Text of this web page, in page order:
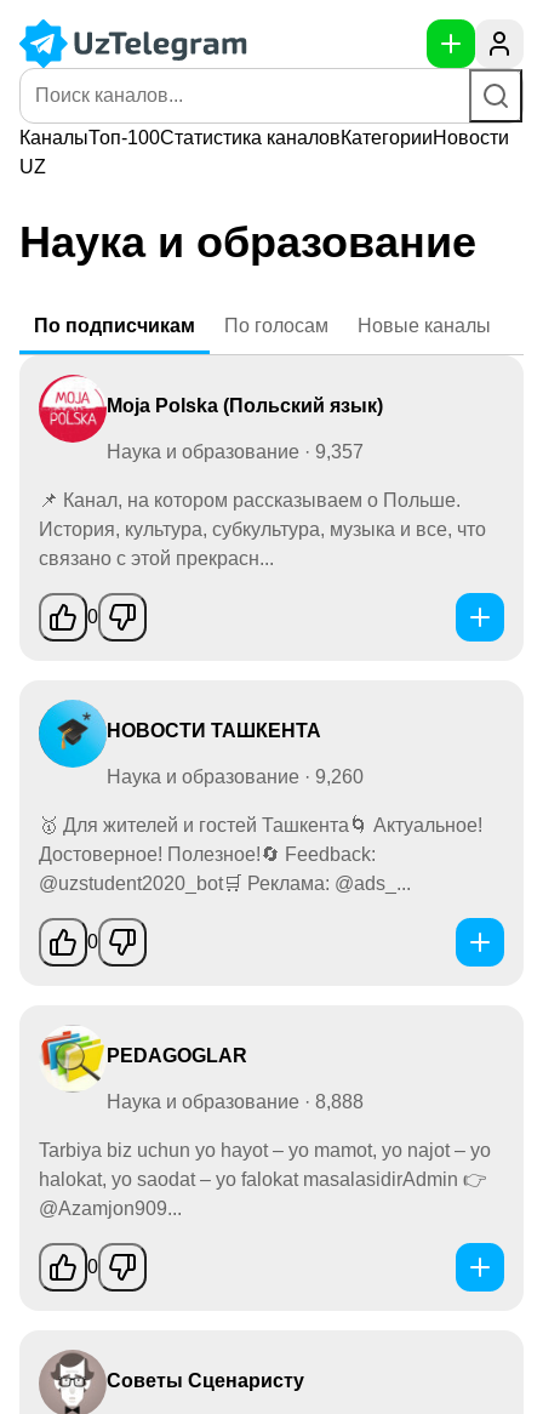
КаналыТоп-100Статистика каналовКатегорииНовости
UZ
Наука и образование
По подписчикам По голосам Новые каналы
Moja Polska (Польский язык)
Наука и образование · 9,357
📌 Канал, на котором рассказываем о Польше.
История, культура, субкультура, музыка и все, что
связано с этой прекрасн...
0
НОВОСТИ ТАШКЕНТА
Наука и образование · 9,260
🥇 Для жителей и гостей Ташкента🌀 Актуальное!
Достоверное! Полезное!🔄 Feedback:
@uzstudent2020_bot🛒 Реклама: @ads_...
0
PEDAGOGLAR
Наука и образование · 8,888
Tarbiya biz uchun yo hayot – yo mamot, yo najot – yo
halokat, yo saodat – yo falokat masalasidirAdmin 👉
@Azamjon909...
0
Советы Сценаристу